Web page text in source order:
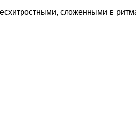
сложенными в